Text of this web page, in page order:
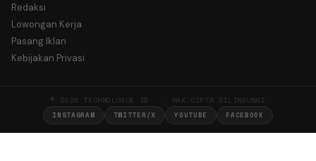
Redaksi
Lowongan Kerja
Pasang Iklan
Kebijakan Privasi
© 2026 TECHNOLOGUE.ID · HAK CIPTA DILINDUNGI
INSTAGRAM TWITTER/X YOUTUBE FACEBOOK